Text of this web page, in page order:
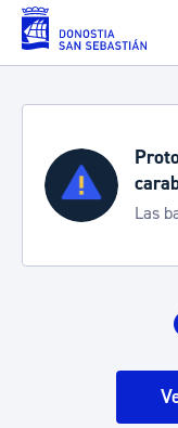
Saltar al contenido
Las